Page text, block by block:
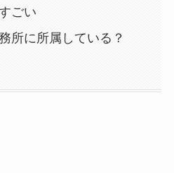
ごい
所に所属している？